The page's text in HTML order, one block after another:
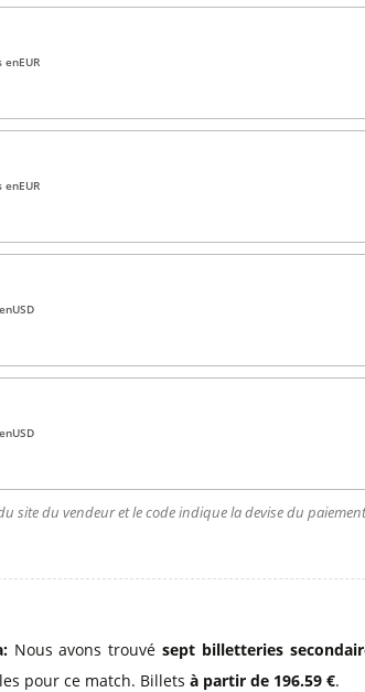
enEUR
enEUR
USD
USD
du vendeur et le code indique la devise du
Nous avons trouvésept billetteries
pour ce match. Billets à partir de 196.59 €.